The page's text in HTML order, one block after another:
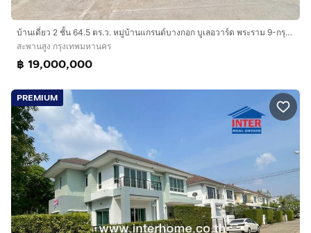
บ้านเดี่ยว 2 ชั้น 64.5 ตร.ว. หมู่บ้านแกรนด์บางกอก บูเลอวาร์ด พระราม 9-กรุงเทพกรีฑา ซอยกรุงเทพกรีฑา19 ถนนศรีนครินทร์ ถนนกรุงเทพกรีฑา
สะพานสูง กรุงเทพมหานคร
฿ 19,000,000
PREMIUM